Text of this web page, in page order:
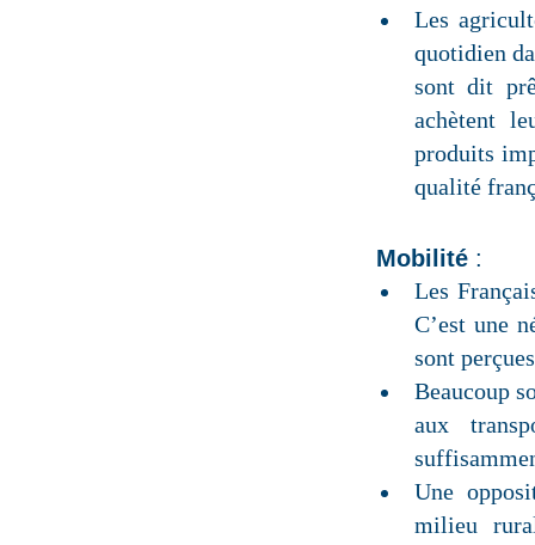
Les
quotidien
sont dit
achètent
produits
qualité
Mobilité :
Les
C’est une
sont
Beaucoup
aux
Une
milieu